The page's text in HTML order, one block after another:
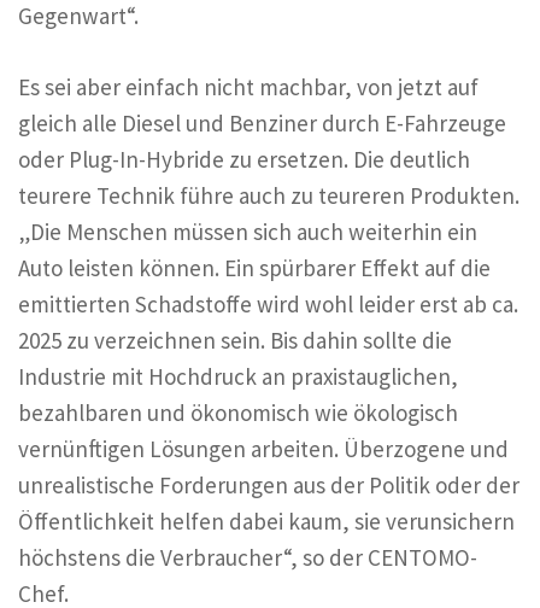
Gegenwart“.
Es sei aber einfach nicht machbar, von jetzt auf
gleich alle Diesel und Benziner durch E-Fahrzeuge
oder Plug-In-Hybride zu ersetzen. Die deutlich
teurere Technik führe auch zu teureren Produkten.
„Die Menschen müssen sich auch weiterhin ein
Auto leisten können. Ein spürbarer Effekt auf die
emittierten Schadstoffe wird wohl leider erst ab ca.
2025 zu verzeichnen sein. Bis dahin sollte die
Industrie mit Hochdruck an praxistauglichen,
bezahlbaren und ökonomisch wie ökologisch
vernünftigen Lösungen arbeiten. Überzogene und
unrealistische Forderungen aus der Politik oder der
Öffentlichkeit helfen dabei kaum, sie verunsichern
höchstens die Verbraucher“, so der CENTOMO-
Chef.